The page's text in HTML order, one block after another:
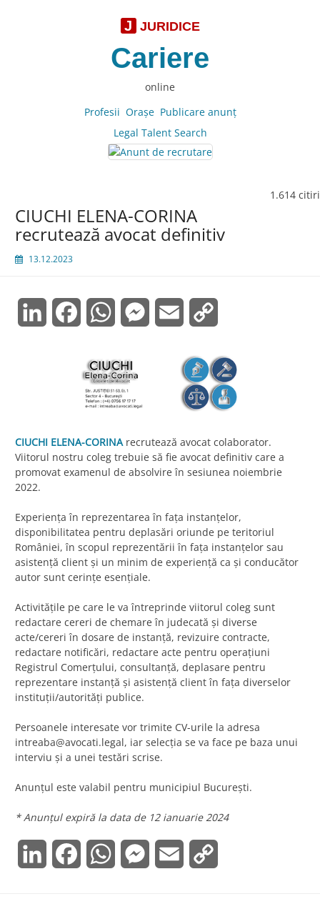
J JURIDICE
Cariere
online
Profesii Oraşe Publicare anunţ
Legal Talent Search
1.614 citiri
CIUCHI ELENA-CORINA
recrutează avocat definitiv
13.12.2023
LinkedInFacebookWhatsAppMessenger
Email
CIUCHI ELENA-CORINArecrutează avocat colaborator.
Viitorul nostru coleg trebuie să fie avocat definitiv care a
promovat examenul de absolvire în sesiunea noiembrie
2022.
Experiența în reprezentarea în fața instanțelor,
disponibilitatea pentru deplasări oriunde pe teritoriul
României, în scopul reprezentării în fața instanțelor sau
asistență client și un minim de experiență ca și conducător
autor sunt cerințe esențiale.
Activitățile pe care le va întreprinde viitorul coleg sunt
redactare cereri de chemare în judecată și diverse
acte/cereri în dosare de instanță, revizuire contracte,
redactare notificări, redactare acte pentru operațiuni
Registrul Comerțului, consultanță, deplasare pentru
reprezentare instanță și asistență client în fața diverselor
instituții/autorități publice.
Persoanele interesate vor trimite CV-urile la adresa
intreaba@avocati.legal, iar selecția se va face pe baza unui
interviu și a unei testări scrise.
Anunțul este valabil pentru municipiul București.
* Anunțul expiră la data de 12 ianuarie 2024
LinkedInFacebookWhatsAppMessenger
Email